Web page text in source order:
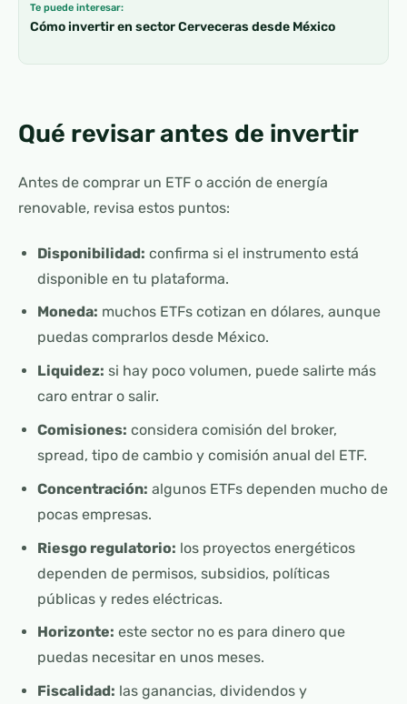
Te puede interesar:
Cómo invertir en sector Cerveceras desde México
Qué revisar antes de invertir
Antes de comprar un ETF o acción de energía
renovable, revisa estos puntos:
Disponibilidad: confirma si el instrumento está
disponible en tu plataforma.
Moneda: muchos ETFs cotizan en dólares, aunque
puedas comprarlos desde México.
Liquidez: si hay poco volumen, puede salirte más
caro entrar o salir.
Comisiones: considera comisión del broker,
spread, tipo de cambio y comisión anual del ETF.
Concentración: algunos ETFs dependen mucho de
pocas empresas.
Riesgo regulatorio: los proyectos energéticos
dependen de permisos, subsidios, políticas
públicas y redes eléctricas.
Horizonte: este sector no es para dinero que
puedas necesitar en unos meses.
Fiscalidad: las ganancias, dividendos y